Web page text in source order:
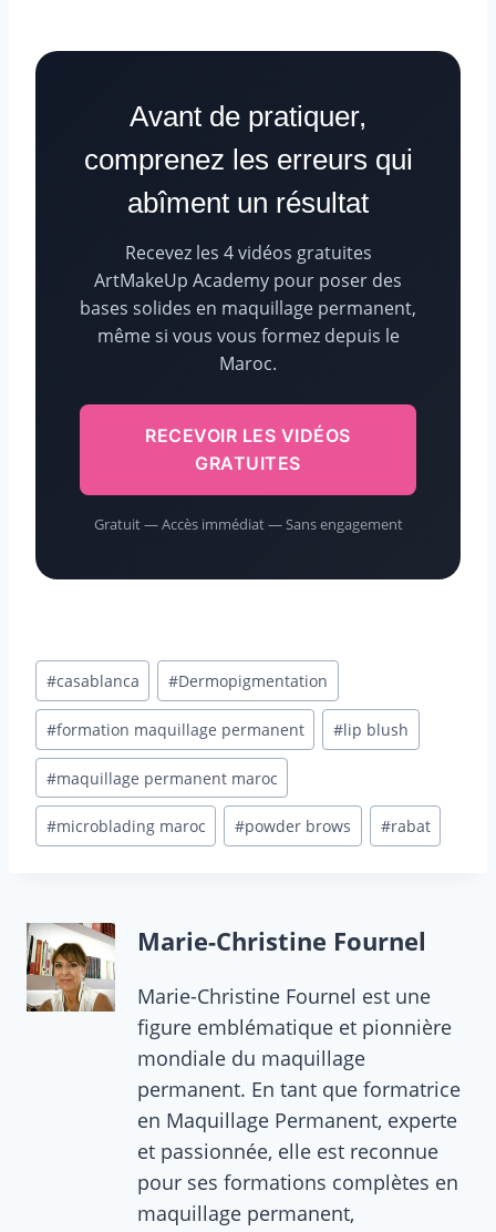
Avant de pratiquer,
comprenez les erreurs qui
abîment un résultat
Recevez les 4 vidéos gratuites
ArtMakeUp Academy pour poser des
bases solides en maquillage permanent,
même si vous vous formez depuis le
Maroc.
RECEVOIR LES VIDÉOS
GRATUITES
Gratuit — Accès immédiat — Sans engagement
Étiquettes
de
la
publication :
#casablanca #Dermopigmentation
#formation maquillage permanent #lip blush
#maquillage permanent maroc
#microblading maroc #powder brows #rabat
Marie-Christine Fournel
Marie-Christine Fournel est une
figure emblématique et pionnière
mondiale du maquillage
permanent. En tant que formatrice
en Maquillage Permanent, experte
et passionnée, elle est reconnue
pour ses formations complètes en
maquillage permanent,